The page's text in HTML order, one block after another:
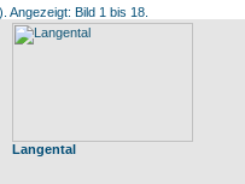
Angezeigt: Bild 1 bis 18.
Langental